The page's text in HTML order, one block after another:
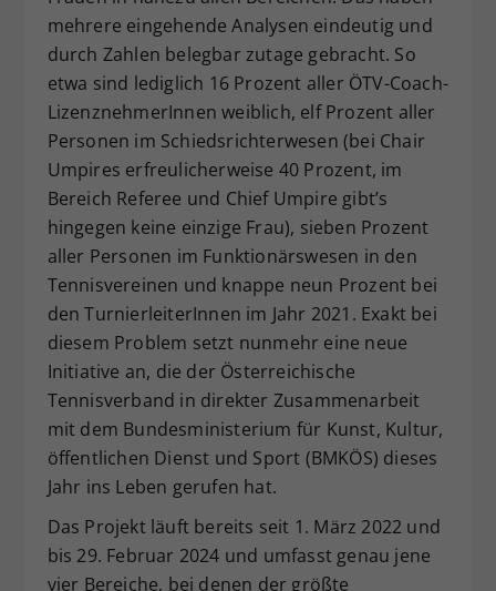
mehrere eingehende Analysen eindeutig und
durch Zahlen belegbar zutage gebracht. So
etwa sind lediglich 16 Prozent aller ÖTV-Coach-
LizenznehmerInnen weiblich, elf Prozent aller
Personen im Schiedsrichterwesen (bei Chair
Umpires erfreulicherweise 40 Prozent, im
Bereich Referee und Chief Umpire gibt’s
hingegen keine einzige Frau), sieben Prozent
aller Personen im Funktionärswesen in den
Tennisvereinen und knappe neun Prozent bei
den TurnierleiterInnen im Jahr 2021. Exakt bei
diesem Problem setzt nunmehr eine neue
Initiative an, die der Österreichische
Tennisverband in direkter Zusammenarbeit
mit dem Bundesministerium für Kunst, Kultur,
öffentlichen Dienst und Sport (BMKÖS) dieses
Jahr ins Leben gerufen hat.
Das Projekt läuft bereits seit 1. März 2022 und
bis 29. Februar 2024 und umfasst genau jene
vier Bereiche, bei denen der größte
Zweck
Dieser Wert speichert Ihre Consent-
Einstellungen. Unter anderem eine
zufällig generierte ID, für die
historische Speicherung Ihrer
vorgenommen Einstellungen, falls der
Webseiten-Betreiber dies eingestellt
hat.